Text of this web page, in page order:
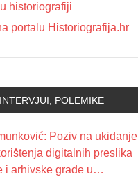
historiografiji
portalu Historiografija.hr
POLEMIKE
Poziv na ukidanje
digitalnih preslika
i arhivske građe u